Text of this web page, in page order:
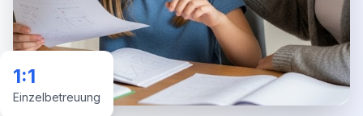
1:1
Einzelbetreuung